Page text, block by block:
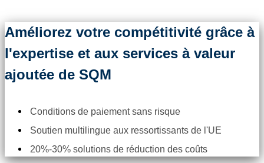
Améliorez votre compétitivité grâce à
l'expertise et aux services à valeur
ajoutée de SQM
Conditions de paiement sans risque
Soutien multilingue aux ressortissants de l'UE
20%-30% solutions de réduction des coûts